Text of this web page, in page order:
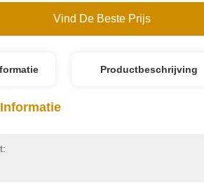
Vind De Beste Prijs
Productbeschrijving